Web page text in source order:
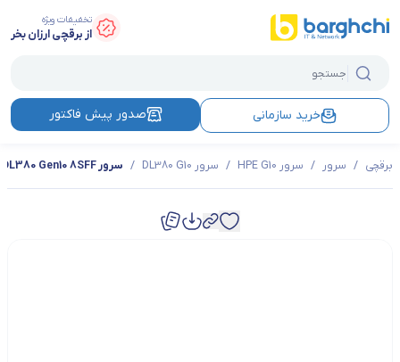
تخفیفات ویژه
از برقچی ارزان بخر
خرید سازمانی صدور پیش فاکتور
برقچی / سرور / سرور HPE G10 / سرور DL380 G10 / سرور HPE ProLiant DL380 Gen10 8SFF مدل 826567B21